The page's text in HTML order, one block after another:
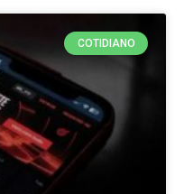
COTIDIANO